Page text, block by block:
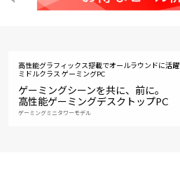
高性能グラフィックス搭載でオールラウンドに活躍
ミドルクラス ゲーミングPC
ゲーミングシーンを共に、前に。
高性能ゲーミングデスクトップPC
ゲーミングミニタワーモデル